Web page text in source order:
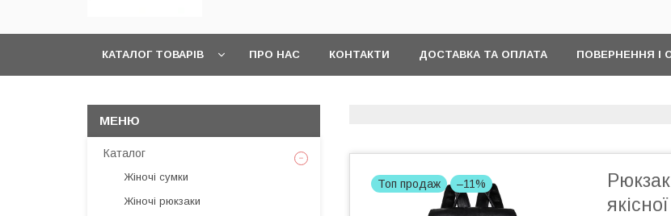
КАТАЛОГ ТОВАРІВ ПРО НАС КОНТАКТИ ДОСТАВКА ТА ОПЛАТА ПОВЕРНЕННЯ І
Топ продаж –11%
Каталог
Жіночі сумки
Жіночі рюкзаки